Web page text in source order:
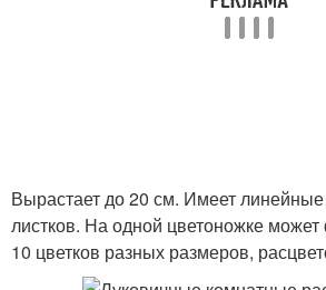
Вырастает до 20 см. Имеет линейные
листков. На одной цветоножке
10 цветков разных размеров,